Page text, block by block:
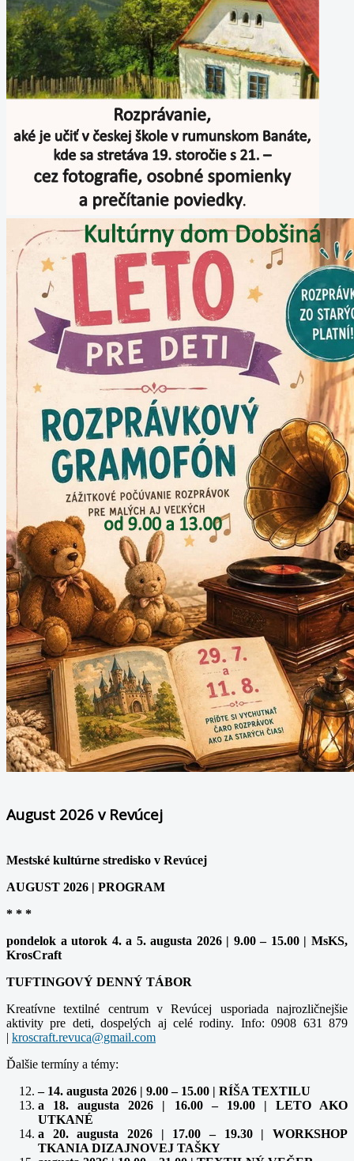
August 2026 v Revúcej
Mestské kultúrne stredisko v Revúcej
AUGUST 2026 | PROGRAM
* * *
pondelok a utorok 4. a 5. augusta 2026 | 9.00 – 15.00 | MsKS,
KrosCraft
TUFTINGOVÝ DENNÝ TÁBOR
Kreatívne textilné centrum v Revúcej usporiada najrozličnejšie
aktivity pre deti, dospelých aj celé rodiny. Info: 0908 631 879
|
Ďalšie termíny a témy:
– 14. augusta 2026 | 9.00 – 15.00 | RÍŠA TEXTILU
a 18. augusta 2026 | 16.00 – 19.00 | LETO AKO
UTKANÉ
a 20. augusta 2026 | 17.00 – 19.30 | WORKSHOP
TKANIA DIZAJNOVEJ TAŠKY